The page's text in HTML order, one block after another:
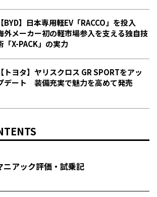
【BYD】日本専用軽EV「RACCO」を投入
外メーカー初の軽市場参入を支える独自技
「X-PACK」の実力
【トヨタ】ヤリスクロス GR SPORTをアッ
デート 装備充実で魅力を高めて発売
ニアック評価・試乗記